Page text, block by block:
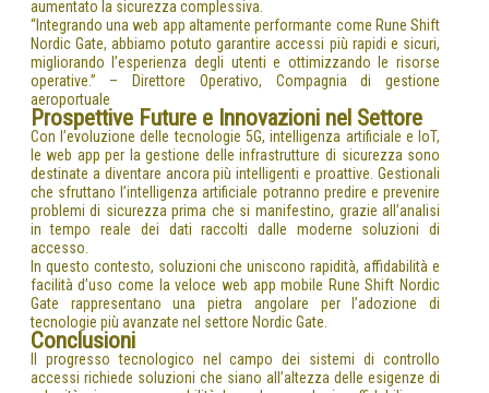
aumentato la sicurezza complessiva.
“Integrando una web app altamente performante come Rune Shift
Nordic Gate, abbiamo potuto garantire accessi più rapidi e sicuri,
migliorando l’esperienza degli utenti e ottimizzando le risorse
operative.” – Direttore Operativo, Compagnia di gestione
aeroportuale
Prospettive Future e Innovazioni nel Settore
Con l’evoluzione delle tecnologie 5G, intelligenza artificiale e IoT,
le web app per la gestione delle infrastrutture di sicurezza sono
destinate a diventare ancora più intelligenti e proattive. Gestionali
che sfruttano l’intelligenza artificiale potranno predire e prevenire
problemi di sicurezza prima che si manifestino, grazie all’analisi
in tempo reale dei dati raccolti dalle moderne soluzioni di
accesso.
In questo contesto, soluzioni che uniscono rapidità, affidabilità e
facilità d’uso come la veloce web app mobile Rune Shift Nordic
Gate rappresentano una pietra angolare per l’adozione di
tecnologie più avanzate nel settore Nordic Gate.
Conclusioni
Il progresso tecnologico nel campo dei sistemi di controllo
accessi richiede soluzioni che siano all’altezza delle esigenze di